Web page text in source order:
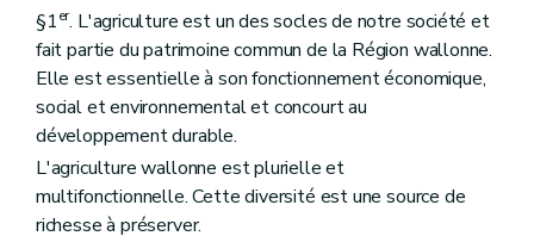
Art. D22
Art. D23
Art. D24
Section 2 ((...) Abrogé par le décret du 8 juillet 2021, art. 4.)
Art. D25
Art. D26
Art. D27
Chapitre II La demande unique
Art. D28
Art. D29
§1er. L'agriculture est un des socles de notre société et
fait partie du patrimoine commun de la Région wallonne.
Elle est essentielle à son fonctionnement économique,
social et environnemental et concourt au
développement durable.
L'agriculture wallonne est plurielle et
multifonctionnelle. Cette diversité est une source de
richesse à préserver.